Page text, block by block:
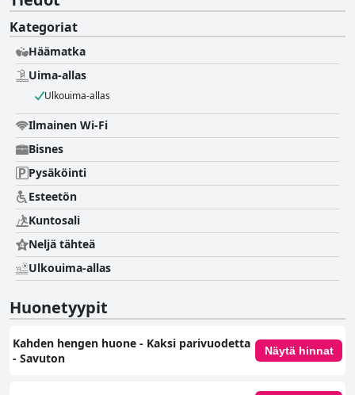
Kategoriat
Häämatka
Uima-allas
Ulkouima-allas
Ilmainen Wi-Fi
Bisnes
Pysäköinti
Esteetön
Kuntosali
Neljä tähteä
Ulkouima-allas
Huonetyypit
Kahden hengen huone - Kaksi parivuodetta
- Savuton
Näytä hinnat